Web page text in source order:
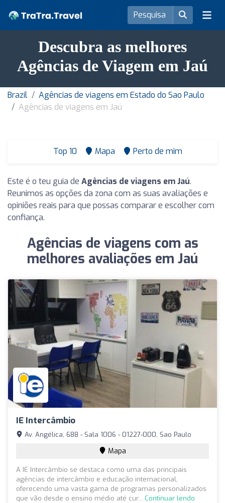
Descubra as melhores
Agências de Viagem em Jaú
Brazil
Agências de viagens em Estado do Sao Paulo
Agências de viagens em Jaú
Top 10 Mapa Perto de mim
Este é o teu guia de Agências de viagens em Jaú.
Reunimos as opções da zona com as suas avaliações e
opiniões reais para que possas comparar e escolher com
confiança.
Agências de viagens com as
melhores avaliações em Jaú
IE Intercâmbio
Av. Angélica, 688 - Sala 1006 - 01227-000, Sao Paulo
Mapa
A IE Intercâmbio se destaca como uma das principais
agências de intercâmbio e educação internacional,
oferecendo uma vasta gama de programas personalizados
que vão desde o ensino médio até cur... Continuar lendo